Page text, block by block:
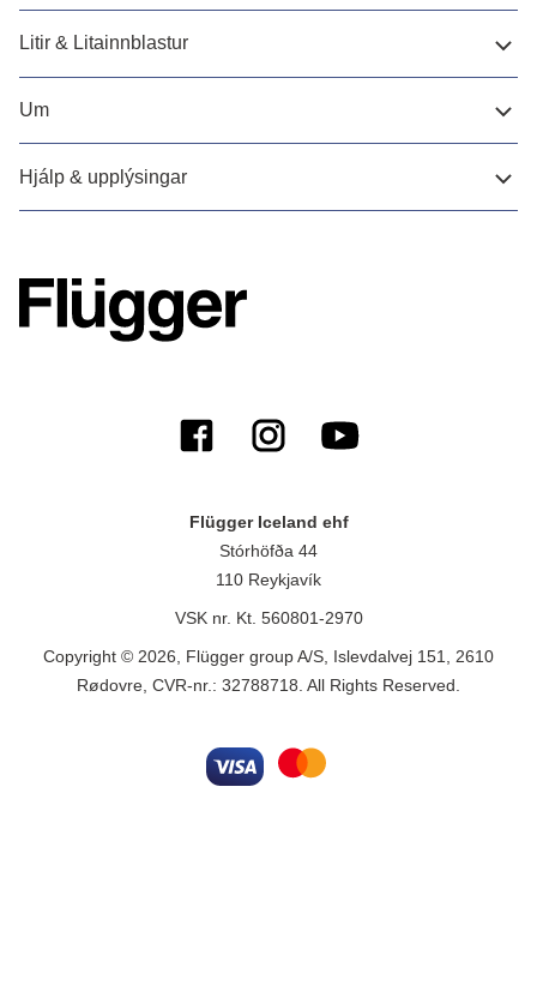
Litir & Litainnblastur
Um
Hjálp & upplýsingar
Flügger Iceland ehf
Stórhöfða 44
110 Reykjavík
VSK nr. Kt. 560801-2970
Copyright © 2026, Flügger group A/S, Islevdalvej 151, 2610
Rødovre, CVR-nr.: 32788718. All Rights Reserved.